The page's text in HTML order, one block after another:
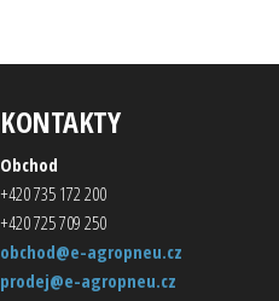
KONTAKTY
Obchod
+420 735 172 200
+420 725 709 250
obchod@e-agropneu.cz
prodej@e-agropneu.cz